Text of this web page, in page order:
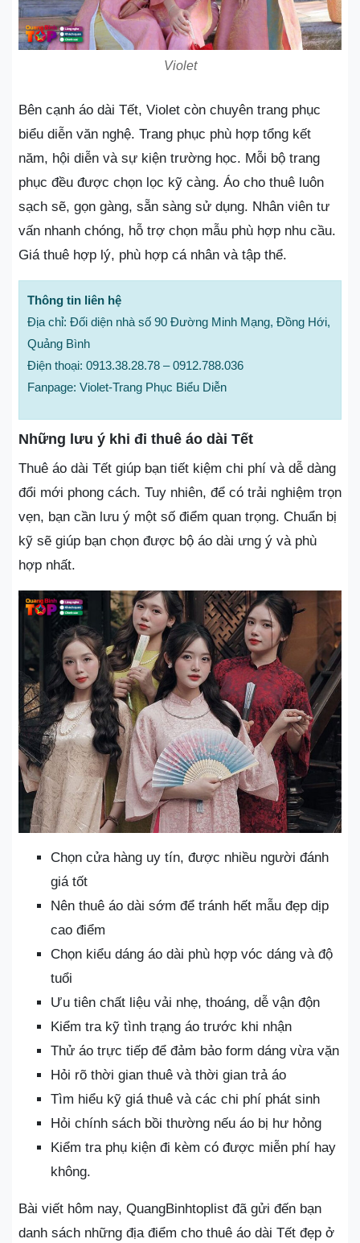
Violet
Bên cạnh áo dài Tết, Violet còn chuyên trang phục
biểu diễn văn nghệ. Trang phục phù hợp tổng kết
năm, hội diễn và sự kiện trường học. Mỗi bộ trang
phục đều được chọn lọc kỹ càng. Áo cho thuê luôn
sạch sẽ, gọn gàng, sẵn sàng sử dụng. Nhân viên tư
vấn nhanh chóng, hỗ trợ chọn mẫu phù hợp nhu cầu.
Giá thuê hợp lý, phù hợp cá nhân và tập thể.
Thông tin liên hệ
Địa chỉ: Đối diện nhà số 90 Đường Minh Mạng, Đồng Hới,
Quảng Bình
Điện thoại: 0913.38.28.78 – 0912.788.036
Fanpage: Violet-Trang Phục Biểu Diễn
Những lưu ý khi đi thuê áo dài Tết
Thuê áo dài Tết giúp bạn tiết kiệm chi phí và dễ dàng
đổi mới phong cách. Tuy nhiên, để có trải nghiệm trọn
vẹn, bạn cần lưu ý một số điểm quan trọng. Chuẩn bị
kỹ sẽ giúp bạn chọn được bộ áo dài ưng ý và phù
hợp nhất.
Chọn cửa hàng uy tín, được nhiều người đánh
giá tốt
Nên thuê áo dài sớm để tránh hết mẫu đẹp dịp
cao điểm
Chọn kiểu dáng áo dài phù hợp vóc dáng và độ
tuổi
Ưu tiên chất liệu vải nhẹ, thoáng, dễ vận độn
Kiểm tra kỹ tình trạng áo trước khi nhận
Thử áo trực tiếp để đảm bảo form dáng vừa vặn
Hỏi rõ thời gian thuê và thời gian trả áo
Tìm hiểu kỹ giá thuê và các chi phí phát sinh
Hỏi chính sách bồi thường nếu áo bị hư hỏng
Kiểm tra phụ kiện đi kèm có được miễn phí hay
không.
Bài viết hôm nay, QuangBinhtoplist đã gửi đến bạn
danh sách những địa điểm cho thuê áo dài Tết đẹp ở